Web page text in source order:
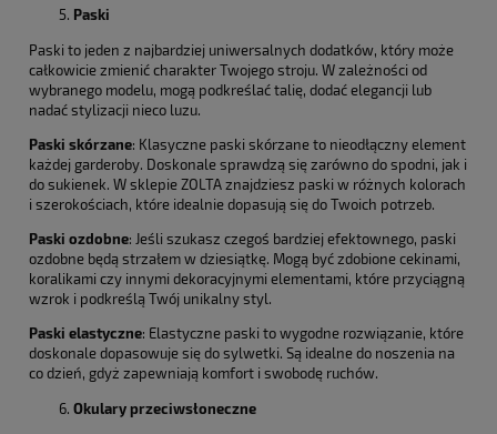
Paski
Paski to jeden z najbardziej uniwersalnych dodatków, który może
całkowicie zmienić charakter Twojego stroju. W zależności od
wybranego modelu, mogą podkreślać talię, dodać elegancji lub
nadać stylizacji nieco luzu.
Paski skórzane: Klasyczne paski skórzane to nieodłączny element
każdej garderoby. Doskonale sprawdzą się zarówno do spodni, jak i
do sukienek. W sklepie ZOLTA znajdziesz paski w różnych kolorach
i szerokościach, które idealnie dopasują się do Twoich potrzeb.
Paski ozdobne: Jeśli szukasz czegoś bardziej efektownego, paski
ozdobne będą strzałem w dziesiątkę. Mogą być zdobione cekinami,
koralikami czy innymi dekoracyjnymi elementami, które przyciągną
wzrok i podkreślą Twój unikalny styl.
Paski elastyczne: Elastyczne paski to wygodne rozwiązanie, które
doskonale dopasowuje się do sylwetki. Są idealne do noszenia na
co dzień, gdyż zapewniają komfort i swobodę ruchów.
Okulary przeciwsłoneczne